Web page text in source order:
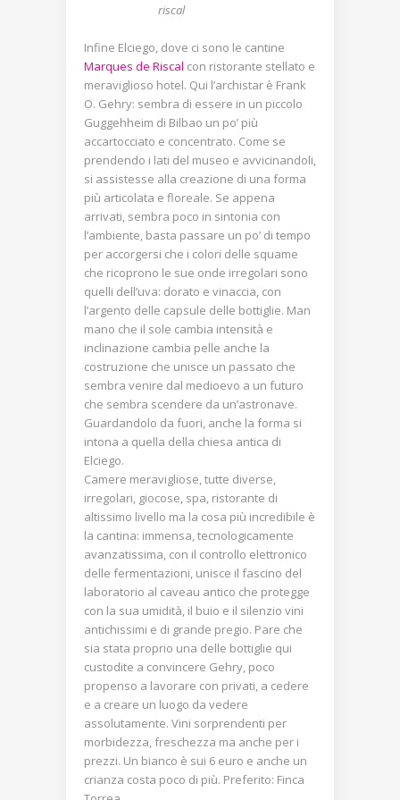
riscal
Infine Elciego, dove ci sono le cantine
Marques de Riscal con ristorante stellato e
meraviglioso hotel. Qui l’archistar è Frank
O. Gehry: sembra di essere in un piccolo
Guggehheim di Bilbao un po’ più
accartocciato e concentrato. Come se
prendendo i lati del museo e avvicinandoli,
si assistesse alla creazione di una forma
più articolata e floreale. Se appena
arrivati, sembra poco in sintonia con
l’ambiente, basta passare un po’ di tempo
per accorgersi che i colori delle squame
che ricoprono le sue onde irregolari sono
quelli dell’uva: dorato e vinaccia, con
l’argento delle capsule delle bottiglie. Man
mano che il sole cambia intensità e
inclinazione cambia pelle anche la
costruzione che unisce un passato che
sembra venire dal medioevo a un futuro
che sembra scendere da un’astronave.
Guardandolo da fuori, anche la forma si
intona a quella della chiesa antica di
Elciego.
Camere meravigliose, tutte diverse,
irregolari, giocose, spa, ristorante di
altissimo livello ma la cosa più incredibile è
la cantina: immensa, tecnologicamente
avanzatissima, con il controllo elettronico
delle fermentazioni, unisce il fascino del
laboratorio al caveau antico che protegge
con la sua umidità, il buio e il silenzio vini
antichissimi e di grande pregio. Pare che
sia stata proprio una delle bottiglie qui
custodite a convincere Gehry, poco
propenso a lavorare con privati, a cedere
e a creare un luogo da vedere
assolutamente. Vini sorprendenti per
morbidezza, freschezza ma anche per i
prezzi. Un bianco è sui 6 euro e anche un
crianza costa poco di più. Preferito: Finca